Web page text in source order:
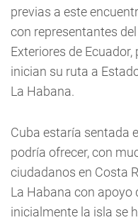
previas a este
con representantes
Exteriores de
inician su ruta a
La Habana.
Cuba estaría sentada
podría ofrecer, con
ciudadanos en Costa
La Habana con apoyo
inicialmente la isla se